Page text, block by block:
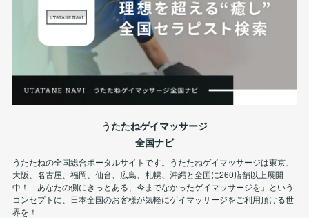
うたたねゲイマッサージ
全国ナビ
うたたねの全国総合ポータルサイトです。うたたねゲイマッサージは東京、
大阪、名古屋、福岡、仙台、広島、札幌、沖縄と全国に260店舗以上展開
中！「あなたの側にきっとある、今までなかったゲイマッサージを」という
コンセプトに、日本全国のお客様が気軽にゲイマッサージをご利用頂ける世
界を！